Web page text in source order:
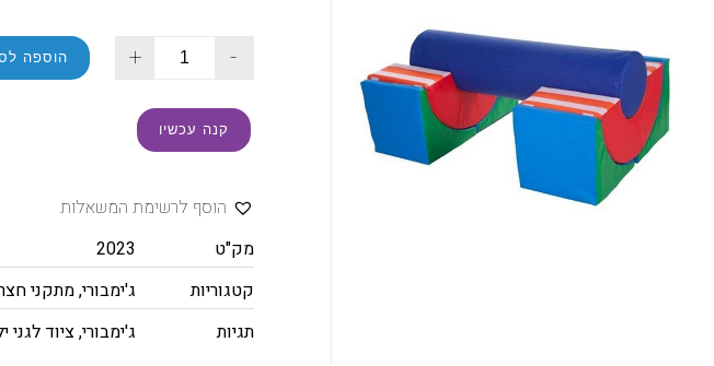
-
+ הוספה
קנה עכשיו
הוסף לרשימת המשאלות
מק"ט
2023
קטגוריות
ג'ימבורי,מתקני
תגיות
ג'ימבורי,ציוד לגני